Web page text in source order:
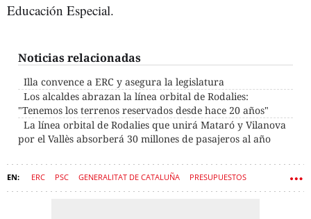
Educación Especial.
Noticias relacionadas
Illa convence a ERC y asegura la legislatura
Los alcaldes abrazan la línea orbital de Rodalies:
"Tenemos los terrenos reservados desde hace 20 años"
La línea orbital de Rodalies que unirá Mataró y Vilanova
por el Vallès absorberá 30 millones de pasajeros al año
ERC PSC GENERALITAT DE CATALUÑA PRESUPUESTOS